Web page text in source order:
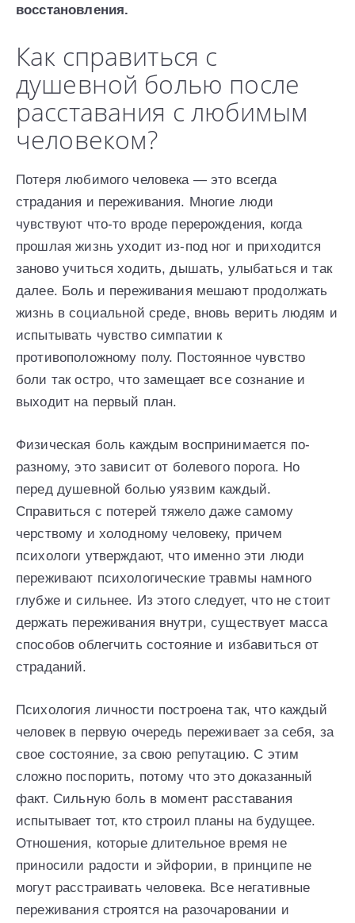
восстановления.
Как справиться с
душевной болью после
расставания с любимым
человеком?
Потеря любимого человека — это всегда
страдания и переживания. Многие люди
чувствуют что-то вроде перерождения, когда
прошлая жизнь уходит из-под ног и приходится
заново учиться ходить, дышать, улыбаться и так
далее. Боль и переживания мешают продолжать
жизнь в социальной среде, вновь верить людям и
испытывать чувство симпатии к
противоположному полу. Постоянное чувство
боли так остро, что замещает все сознание и
выходит на первый план.
Физическая боль каждым воспринимается по-
разному, это зависит от болевого порога. Но
перед душевной болью уязвим каждый.
Справиться с потерей тяжело даже самому
черствому и холодному человеку, причем
психологи утверждают, что именно эти люди
переживают психологические травмы намного
глубже и сильнее. Из этого следует, что не стоит
держать переживания внутри, существует масса
способов облегчить состояние и избавиться от
страданий.
Психология личности построена так, что каждый
человек в первую очередь переживает за себя, за
свое состояние, за свою репутацию. С этим
сложно поспорить, потому что это доказанный
факт. Сильную боль в момент расставания
испытывает тот, кто строил планы на будущее.
Отношения, которые длительное время не
приносили радости и эйфории, в принципе не
могут расстраивать человека. Все негативные
переживания строятся на разочаровании и